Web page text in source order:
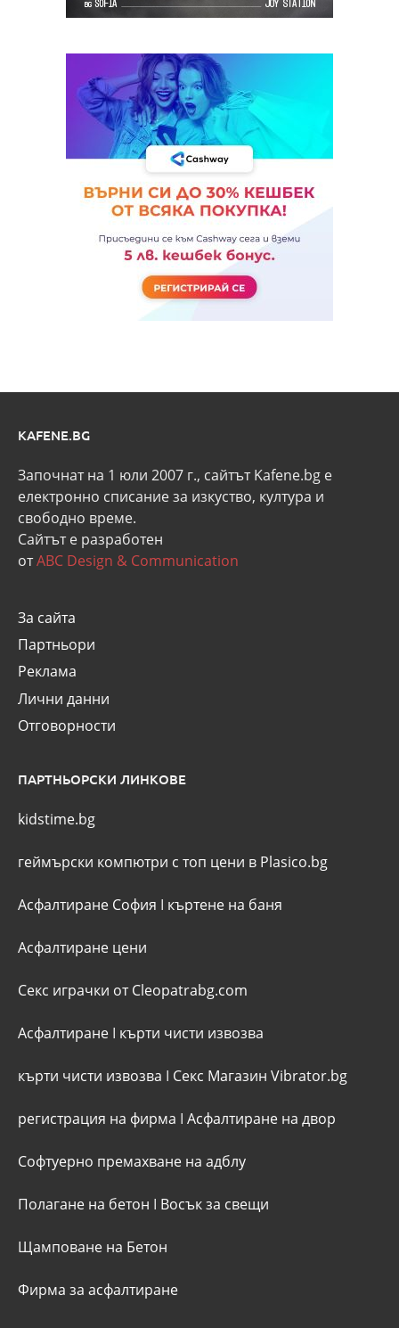
KAFENE.BG
Започнат на 1 юли 2007 г., сайтът Kafene.bg e
eлектронно списание за изкуство, култура и
свободно време.
Сайтът е разработен
отABC Design & Communication
За сайта
Партньори
Реклама
Лични данни
Отговорности
ПАРТНЬОРСКИ ЛИНКОВЕ
kidstime.bg
геймърски компютри с топ цени в Plasico.bg
Асфалтиране София I къртене на баня
Асфалтиране цени
Секс играчки от Cleopatrabg.com
Асфалтиране I кърти чисти извозва
кърти чисти извозва I Секс Магазин Vibrator.bg
регистрация на фирма I Асфалтиране на двор
Софтуерно премахване на адблу
Полагане на бетон I Восък за свещи
Щамповане на Бетон
Фирма за асфалтиране